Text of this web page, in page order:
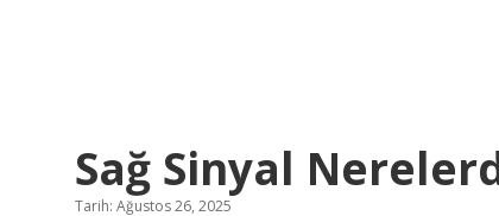
Sağ Sinyal
Tarih: Ağustos 26, 2025